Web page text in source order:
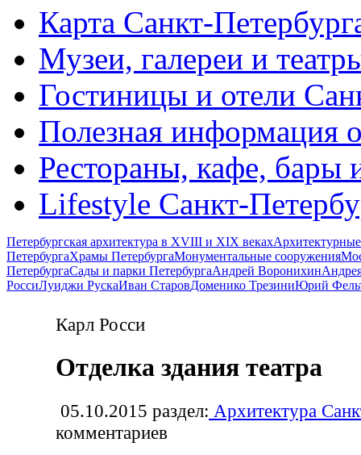
Карта Санкт-
Музеи, галереи и
Гостиницы и отели
Полезная информация
Рестораны, кафе, бары
Lifestyle Санкт-
Петербургская архитектура в XVIII и XIX веках
ПетербургаХрамы ПетербургаМонументальные сооружения
ПетербургаСады и парки ПетербургаАндрей Воронихин
РоссиЛуиджи РускаИван СтаровДоменико ТрезиниЮрий
Карл Росси
Отделка здания театра
05.10.2015 раздел: Архитектура
комментариев